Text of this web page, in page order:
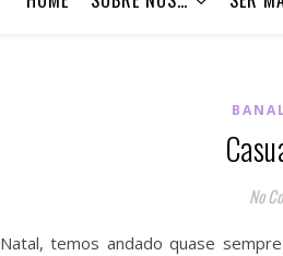
No
temos andado quase